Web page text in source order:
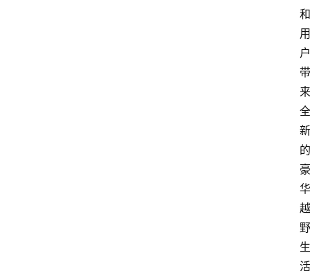
和
用
户
带
来
全
新
的
豪
华
越
野
生
活